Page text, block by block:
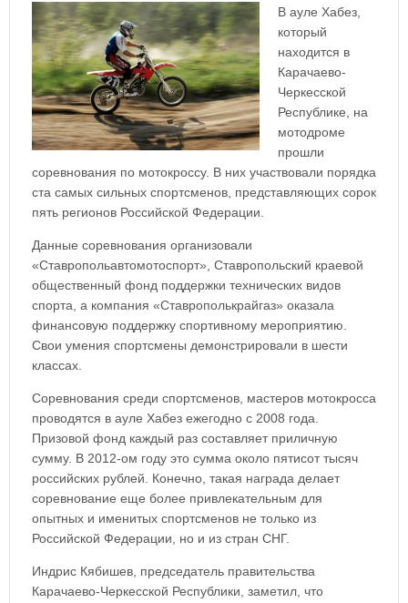
В ауле Хабез,
который
находится в
Карачаево-
Черкесской
Республике, на
мотодроме
прошли
соревнования по мотокроссу. В них участвовали порядка
ста самых сильных спортсменов, представляющих сорок
пять регионов Российской Федерации.
Данные соревнования организовали
«Ставропольавтомотоспорт», Ставропольский краевой
общественный фонд поддержки технических видов
спорта, а компания «Ставрополькрайгаз» оказала
финансовую поддержку спортивному мероприятию.
Свои умения спортсмены демонстрировали в шести
классах.
Соревнования среди спортсменов, мастеров мотокросса
проводятся в ауле Хабез ежегодно с 2008 года.
Призовой фонд каждый раз составляет приличную
сумму. В 2012-ом году это сумма около пятисот тысяч
российских рублей. Конечно, такая награда делает
соревнование еще более привлекательным для
опытных и именитых спортсменов не только из
Российской Федерации, но и из стран СНГ.
Индрис Кябишев, председатель правительства
Карачаево-Черкесской Республики, заметил, что